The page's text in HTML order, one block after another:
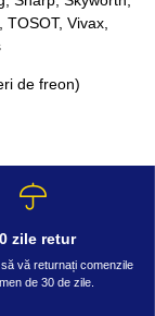
Vivax,
de freon)
zile retur
vă returnați comenzile
de 30 de zile.